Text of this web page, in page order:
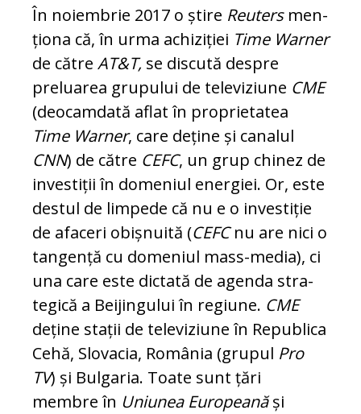
În noiembrie 2017 o știre Reutersmen­
țio­na că, în urma achiziției Time Warner
de către AT&T, se discută despre
preluarea grupului de televiziune CME
(deocamdată aflat în proprietatea
Time Warner, care de­ține și canalul
CNN) de către CEFC, un grup chinez de
investiții în domeniul ener­giei. Or, este
destul de limpede că nu e o in­vestiție
de afaceri obișnuită (CEFCnu are nici o
tangență cu domeniul mass-me­dia), ci
una care este dictată de agenda stra­
tegică a Beijingului în regiune. CME
deține stații de televiziune în Republica
Ce­hă, Slovacia, România (grupul Pro
TV) și Bulgaria. Toate sunt țări
membre în Uni­unea Europeanăși